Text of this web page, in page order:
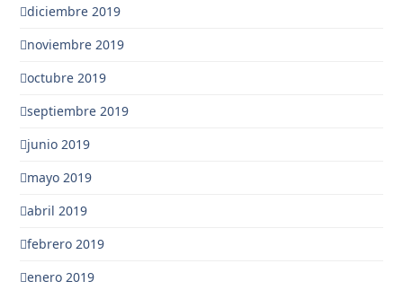
diciembre 2019
noviembre 2019
octubre 2019
septiembre 2019
junio 2019
mayo 2019
abril 2019
febrero 2019
enero 2019